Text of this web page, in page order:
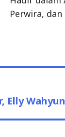
Perwira,
Elly